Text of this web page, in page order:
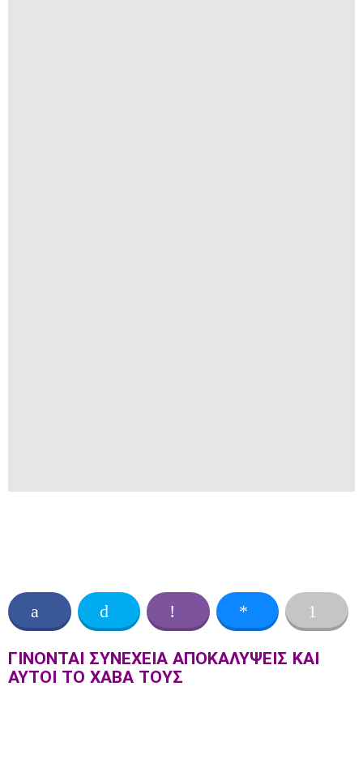
ΓΙΝΟΝΤΑΙ ΣΥΝΕΧΕΙΑ ΑΠΟΚΑΛΥΨΕΙΣ ΚΑΙ
ΑΥΤΟΙ ΤΟ ΧΑΒΑ ΤΟΥΣ